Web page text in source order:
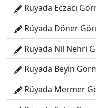
Rüyada Eczacı
Rüyada Döner
Rüyada Nil Nehri
Rüyada Beyin
Rüyada Mermer